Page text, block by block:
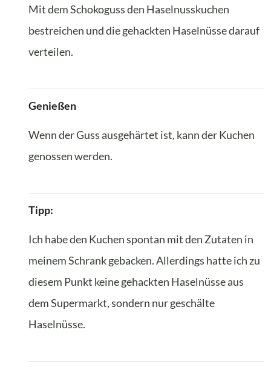
Mit dem Schokoguss den Haselnusskuchen
bestreichen und die gehackten Haselnüsse darauf
verteilen.
Genießen
Wenn der Guss ausgehärtet ist, kann der Kuchen
genossen werden.
Tipp:
Ich habe den Kuchen spontan mit den Zutaten in
meinem Schrank gebacken. Allerdings hatte ich zu
diesem Punkt keine gehackten Haselnüsse aus
dem Supermarkt, sondern nur geschälte
Haselnüsse.